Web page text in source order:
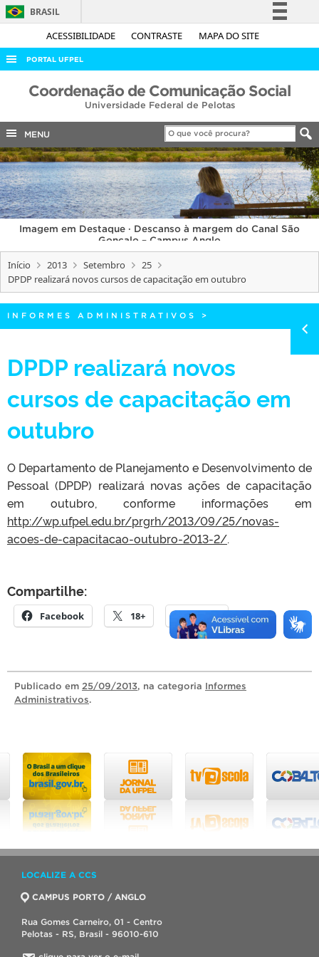
ACESSIBILIDADE CONTRASTE MAPA DO SITE
BRASIL
Simplifique!
Acesso à informação
Legislação
Canais
PORTAL UFPEL
ACESSO À INFORMAÇÃO
COBALTO
CONCURSOS
EDITAIS
INTERNACIONAL
OUVIDORIA
PORTARIAS
TELEFONES
Coordenação de Comunicação Social
Universidade Federal de Pelotas
MENU
Imagem em Destaque · Descanso à margem do Canal São
Gonçalo – Campus Anglo
Início 2013 Setembro
25
DPDP realizará novos cursos de capacitação em outubro
INFORMES ADMINISTRATIVOS >
DPDP realizará novos
cursos de capacitação em
outubro
O Departamento de Planejamento e Desenvolvimento de
Pessoal (DPDP) realizará novas ações de capacitação
em outubro, conforme informações em
http://wp.ufpel.edu.br/prgrh/2013/09/25/novas-
acoes-de-capacitacao-outubro-2013-2/.
Compartilhe:
Facebook 18+ E-mail
Publicado em 25/09/2013, na categoria Informes
Administrativos.
LOCALIZE A CCS
CAMPUS PORTO / ANGLO
Rua Gomes Carneiro, 01 - Centro
Pelotas - RS, Brasil - 96010-610